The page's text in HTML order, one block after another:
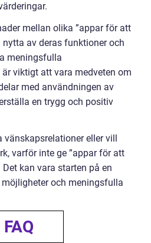
mellan olika ”appar för att
nytta av deras funktioner och
meningsfulla
viktigt att vara medveten om
med användningen av
en trygg och positiv
eller vill
varför inte ge ”appar för att
kan vara starten på en
och meningsfulla
FAQ